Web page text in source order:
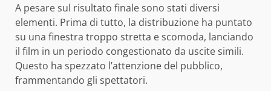
A pesare sul risultato finale sono stati diversi
elementi. Prima di tutto, la distribuzione ha puntato
su una finestra troppo stretta e scomoda, lanciando
il film in un periodo congestionato da uscite simili.
Questo ha spezzato l’attenzione del pubblico,
frammentando gli spettatori.